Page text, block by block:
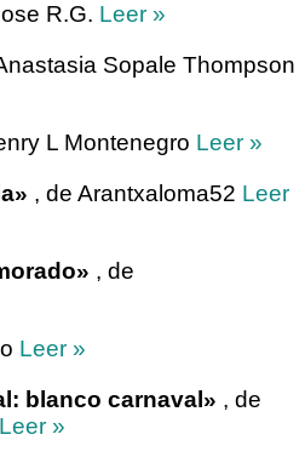
R.G. Leer »
Sopale Thompson
L Montenegro Leer »
, de Arantxaloma52 Leer
, de
Leer »
blanco carnaval» , de
Leer »